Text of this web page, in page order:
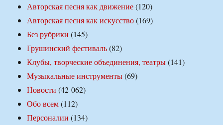
Авторская песня как движение(120)
Авторская песня как искусство(169)
Без рубрики (145)
Грушинский фестиваль(82)
Клубы, творческие объединения, театры(141)
Музыкальные инструменты(69)
Новости (42 062)
Обо всем(112)
Персоналии (134)